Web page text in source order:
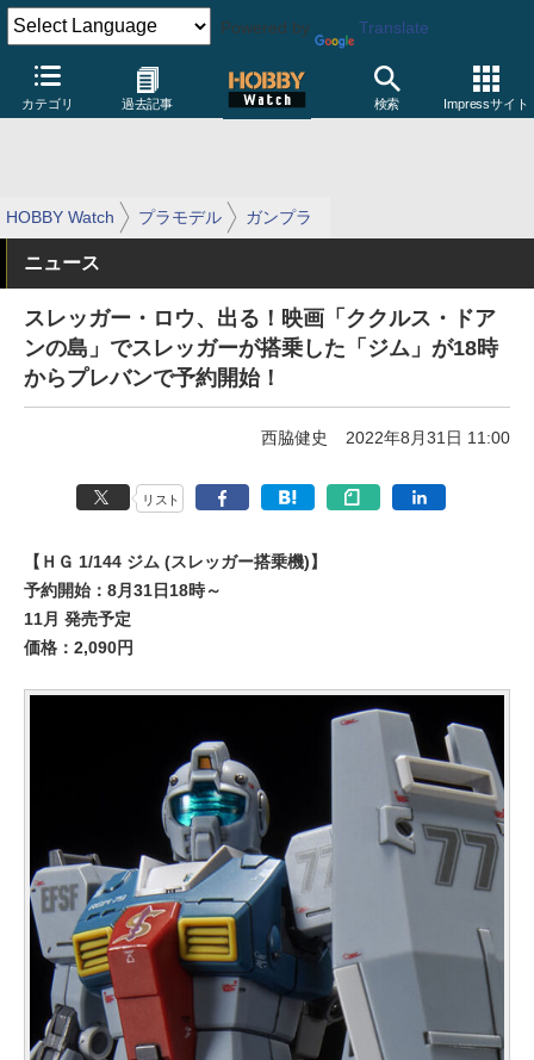
Powered by Translate
カテゴリ 過去記事 検索 Impressサイト
HOBBY Watch プラモデル ガンプラ
ニュース
スレッガー・ロウ、出る！映画「ククルス・ドア
ンの島」でスレッガーが搭乗した「ジム」が18時
からプレバンで予約開始！
西脇健史 2022年8月31日 11:00
リスト
【ＨＧ 1/144 ジム (スレッガー搭乗機)】
予約開始：8月31日18時～
11月 発売予定
価格：2,090円